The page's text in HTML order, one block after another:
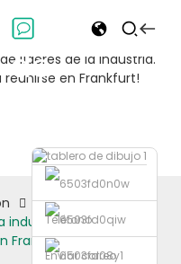
Teléfono
Enviar correo
de
Formnext en
¡eSUN invita
Frankfurt!